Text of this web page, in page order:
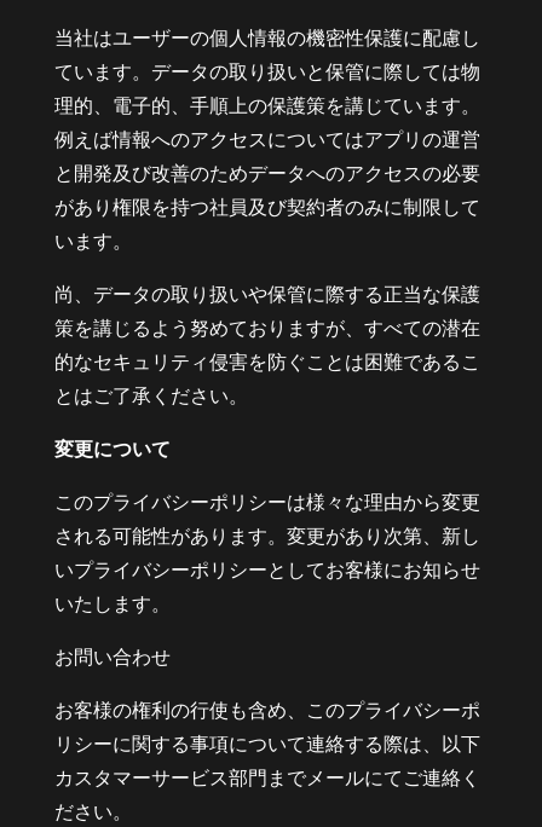
当社はユーザーの個人情報の機密性保護に配慮し
ています。データの取り扱いと保管に際しては物
理的、電子的、手順上の保護策を講じています。
例えば情報へのアクセスについてはアプリの運営
と開発及び改善のためデータへのアクセスの必要
があり権限を持つ社員及び契約者のみに制限して
います。
尚、データの取り扱いや保管に際する正当な保護
策を講じるよう努めておりますが、すべての潜在
的なセキュリティ侵害を防ぐことは困難であるこ
とはご了承ください。
変更について
このプライバシーポリシーは様々な理由から変更
される可能性があります。変更があり次第、新し
いプライバシーポリシーとしてお客様にお知らせ
いたします。
お問い合わせ
お客様の権利の行使も含め、このプライバシーポ
リシーに関する事項について連絡する際は、以下
カスタマーサービス部門までメールにてご連絡く
ださい。